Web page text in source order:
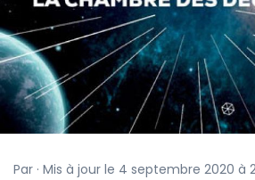
Par · Mis à jour le 4 septembre 2020 à